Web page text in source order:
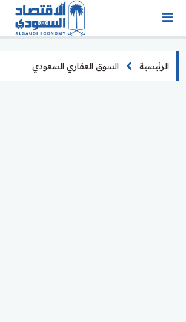
الرئيسية السوق العقاري السعودي